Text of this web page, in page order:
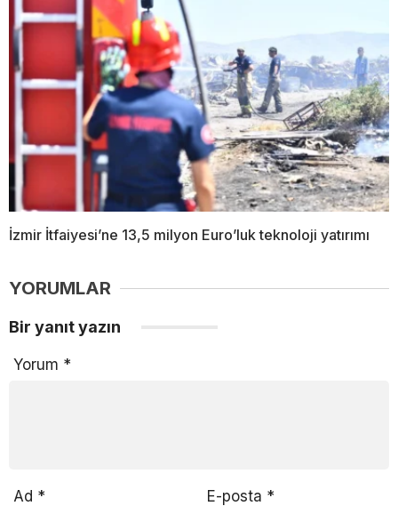
İzmir İtfaiyesi’ne 13,5 milyon Euro’luk teknoloji yatırımı
YORUMLAR
Bir yanıt yazın
Yorum *
Ad * E-posta *